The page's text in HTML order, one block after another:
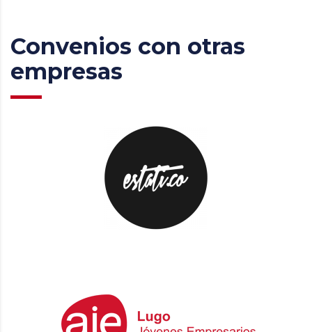
Convenios con otras
empresas